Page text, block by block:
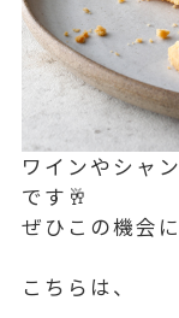
ワインやシャ
です🥂
ぜひこの機会
こちらは、